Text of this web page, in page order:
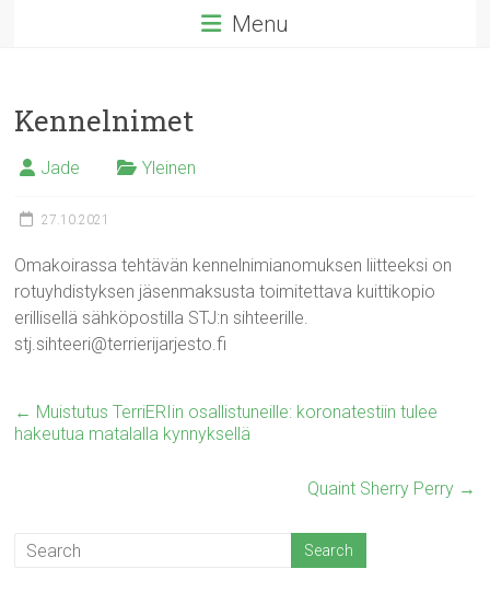
Terrierijärjestö
23
terrierirodun
rotujärjestö
Menu
Kennelnimet
Jade Yleinen
27.10.2021
Omakoirassa tehtävän kennelnimianomuksen liitteeksi on
rotuyhdistyksen jäsenmaksusta toimitettava kuittikopio
erillisellä sähköpostilla STJ:n sihteerille.
stj.sihteeri@terrierijarjesto.fi
← Muistutus TerriERIin osallistuneille: koronatestiin tulee
hakeutua matalalla kynnyksellä
Quaint Sherry Perry →